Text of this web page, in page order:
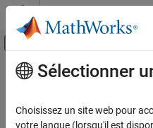
Passer au contenu
Activer/
Accueil de la documentation
Contenu principal
Coding
Migrate your workflow for
Sélectionner
Choisissez un site web pour
votre langue (lorsqu'il est